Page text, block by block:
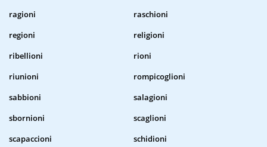
ragioni
raschioni
regioni
religioni
ribellioni
rioni
riunioni
rompicoglioni
sabbioni
salagioni
sbornioni
scaglioni
scapaccioni
schidioni